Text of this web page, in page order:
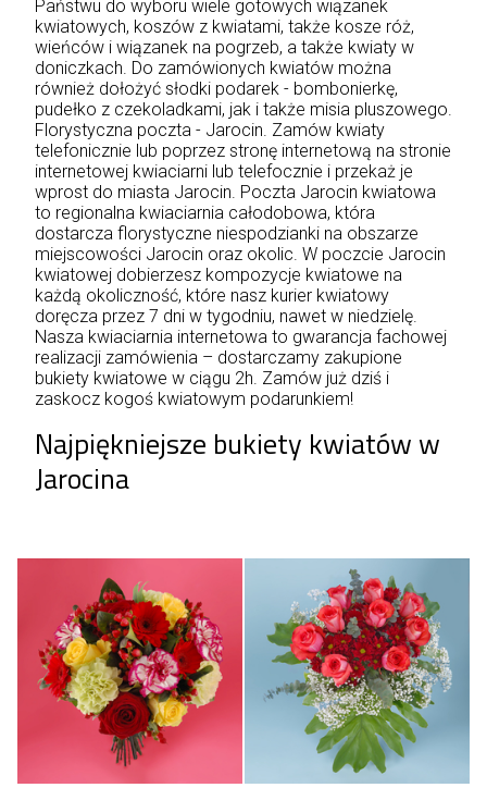
Państwu do wyboru wiele gotowych wiązanek
kwiatowych, koszów z kwiatami, także kosze róż,
wieńców i wiązanek na pogrzeb, a także kwiaty w
doniczkach. Do zamówionych kwiatów można
również dołożyć słodki podarek - bombonierkę,
pudełko z czekoladkami, jak i także misia pluszowego.
Florystyczna poczta - Jarocin. Zamów kwiaty
telefonicznie lub poprzez stronę internetową na stronie
internetowej kwiaciarni lub telefocznie i przekaż je
wprost do miasta Jarocin. Poczta Jarocin kwiatowa
to regionalna kwiaciarnia całodobowa, która
dostarcza florystyczne niespodzianki na obszarze
miejscowości Jarocin oraz okolic. W poczcie Jarocin
kwiatowej dobierzesz kompozycje kwiatowe na
każdą okoliczność, które nasz kurier kwiatowy
doręcza przez 7 dni w tygodniu, nawet w niedzielę.
Nasza kwiaciarnia internetowa to gwarancja fachowej
realizacji zamówienia – dostarczamy zakupione
bukiety kwiatowe w ciągu 2h. Zamów już dziś i
zaskocz kogoś kwiatowym podarunkiem!
Najpiękniejsze bukiety kwiatów w
Jarocina